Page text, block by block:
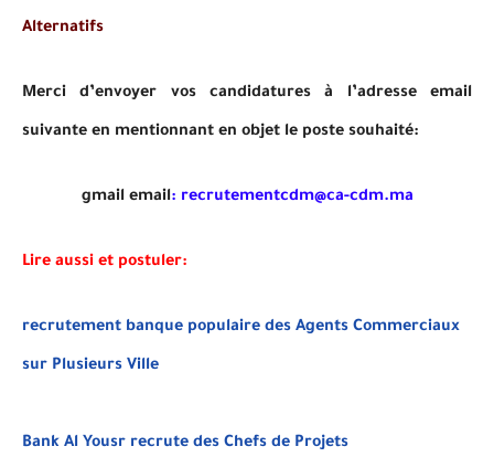
Alternatifs
Merci d’envoyer vos candidatures à l’adresse email
suivante en mentionnant en objet le poste souhaité:
gmail email: recrutementcdm@ca-cdm.ma
Lire aussi et postuler:
recrutement banque populaire des Agents Commerciaux
sur Plusieurs Ville
Bank Al Yousr recrute des Chefs de Projets